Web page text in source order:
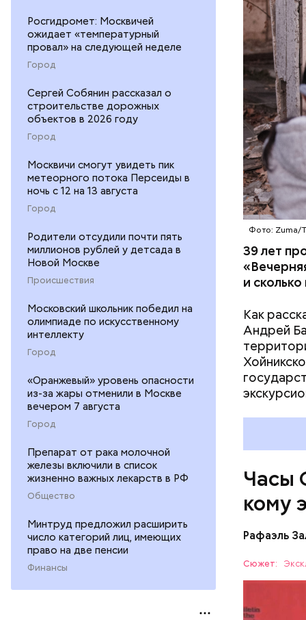
Росгидромет: Москвичей
ожидает «температурный
провал» на следующей неделе
Город
Сергей Собянин рассказал о
строительстве дорожных
объектов в 2026 году
Город
Москвичи смогут увидеть пик
метеорного потока Персеиды в
ночь с 12 на 13 августа
Город
Родители отсудили почти пять
миллионов рублей у детсада в
Новой Москве
Происшествия
Московский школьник победил на
олимпиаде по искусственному
интеллекту
Город
«Оранжевый» уровень опасности
из-за жары отменили в Москве
вечером 7 августа
Город
Препарат от рака молочной
железы включили в список
жизненно важных лекарств в РФ
Общество
Минтруд предложил расширить
число категорий лиц, имеющих
право на две пенсии
Финансы
Фото: Zuma/
39 лет
и
Как
Андрей
БЕЛАРУСЬ
Часы
кому
Рафаэль
Сюжет:
Их
в
ядерные
ученых-
на этой
—
его
образом,